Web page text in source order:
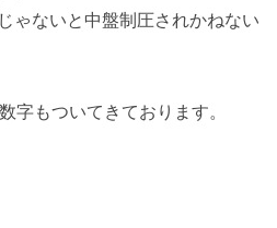
じゃないと中盤制圧されかねない
字もついてきております。